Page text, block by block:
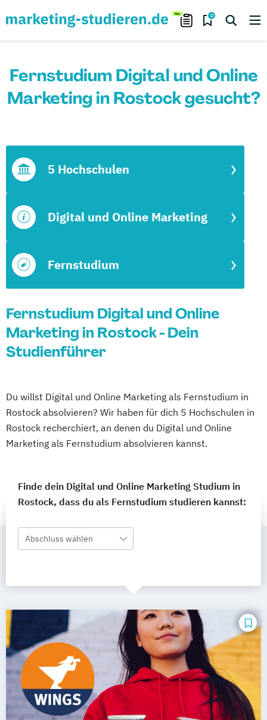
0
Fernstudium Digital und Online
Marketing in Rostock gesucht?
Fernstudium
Digital und Online Marketing
5 Hochschulen
Fernstudium Digital und Online
Marketing in Rostock - Dein
Studienführer
Du willst Digital und Online Marketing als Fernstudium in
Rostock absolvieren? Wir haben für dich 5 Hochschulen in
Rostock recherchiert, an denen du Digital und Online
Marketing als Fernstudium absolvieren kannst.
Finde dein Digital und Online Marketing Studium in
Rostock, dass du als Fernstudium studieren kannst:
Abschluss wählen